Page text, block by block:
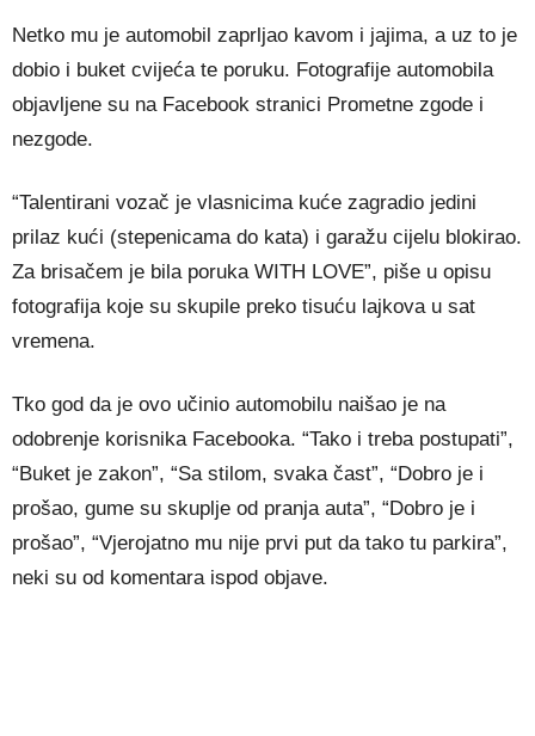
Netko mu je automobil zaprljao kavom i jajima, a uz to je
dobio i buket cvijeća te poruku. Fotografije automobila
objavljene su na Facebook stranici Prometne zgode i
nezgode.
“Talentirani vozač je vlasnicima kuće zagradio jedini
prilaz kući (stepenicama do kata) i garažu cijelu blokirao.
Za brisačem je bila poruka WITH LOVE”, piše u opisu
fotografija koje su skupile preko tisuću lajkova u sat
vremena.
Tko god da je ovo učinio automobilu naišao je na
odobrenje korisnika Facebooka. “Tako i treba postupati”,
“Buket je zakon”, “Sa stilom, svaka čast”, “Dobro je i
prošao, gume su skuplje od pranja auta”, “Dobro je i
prošao”, “Vjerojatno mu nije prvi put da tako tu parkira”,
neki su od komentara ispod objave.